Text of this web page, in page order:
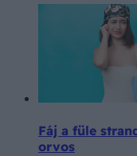
Fáj a füle
orvos